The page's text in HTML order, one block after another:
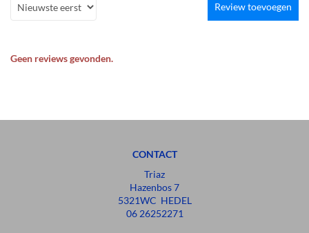
Review toevoegen
Geen reviews gevonden.
CONTACT
Triaz
Hazenbos 7
5321WC HEDEL
06 26252271